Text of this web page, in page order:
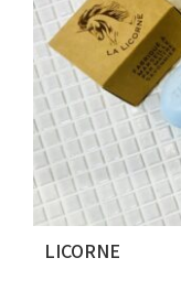
LICORNE